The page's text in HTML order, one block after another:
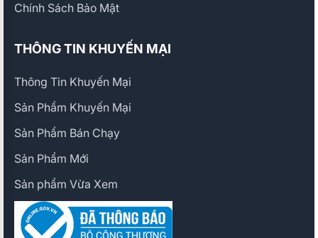
Chính Sách Bảo Mật
THÔNG TIN KHUYẾN MẠI
Thông Tin Khuyến Mại
Sản Phẩm Khuyến Mại
Sản Phẩm Bán Chạy
Sản Phẩm Mới
Sản phẩm Vừa Xem